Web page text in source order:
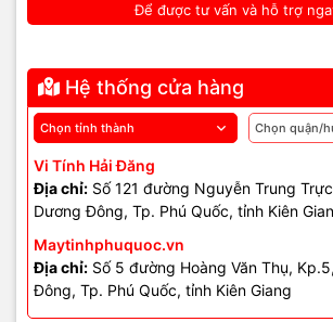
Để được tư vấn và hỗ trợ
Hệ thống cửa hàng
Vi Tính Hải Đăng
Địa chỉ: Số 121 đường Nguyễn Trung
Dương Đông, Tp. Phú Quốc, tỉnh Kiên
Maytinhphuquoc.vn
Địa chỉ: Số 5 đường Hoàng Văn Thụ,
Đông, Tp. Phú Quốc, tỉnh Kiên Giang